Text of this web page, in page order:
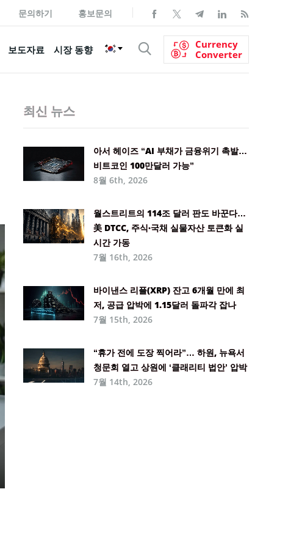
문의하기 홍보문의
보도자료 시장 동향
Currency
Converter
최신 뉴스
아서 헤이즈 “AI 부채가 금융위기 촉발…
비트코인 100만달러 가능”
8월 6th, 2026
월스트리트의 114조 달러 판도 바꾼다…
美 DTCC, 주식·국채 실물자산 토큰화 실
시간 가동
7월 16th, 2026
바이낸스 리플(XRP) 잔고 6개월 만에 최
저, 공급 압박에 1.15달러 돌파각 잡나
7월 15th, 2026
“휴가 전에 도장 찍어라”… 하원, 뉴욕서
청문회 열고 상원에 ‘클래리티 법안’ 압박
7월 14th, 2026